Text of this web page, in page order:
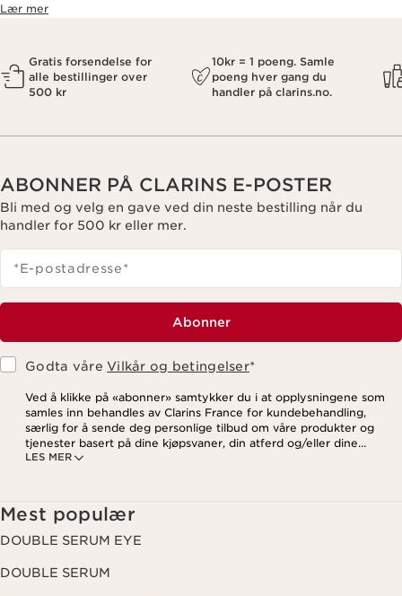
Lær mer
Gratis forsendelse for
alle bestillinger over
500 kr
10kr = 1 poeng. Samle
poeng hver gang du
handler på clarins.no.
ABONNER PÅ CLARINS E-POSTER
Bli med og velg en gave ved din neste bestilling når du
handler for 500 kr eller mer.
*E-postadresse*
Abonner
Godta våreVilkår og betingelser*
LES MER
Ved å klikke på «abonner» samtykker du i at opplysningene som
samles inn behandles av Clarins France for kundebehandling,
særlig for å sende deg personlige tilbud om våre produkter og
tjenester basert på dine kjøpsvaner, din atferd og/eller dine
interesser, inkludert visning på sosiale medier og
avmeldingslenken i hvert nyhetsbrev. For mer informasjon om
hvordan vi behandler dine data og dine rettigheter, vennligst se
vår personvernerklæring
Mest populær
DOUBLE SERUM EYE
DOUBLE SERUM